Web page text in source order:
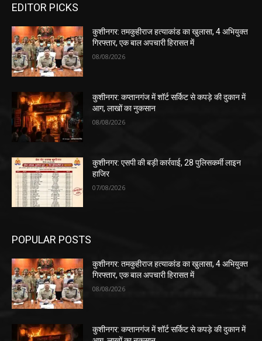
EDITOR PICKS
कुशीनगर: तमकुहीराज हत्याकांड का खुलासा, 4 अभियुक्त
गिरफ्तार, एक बाल अपचारी हिरासत में
08/08/2026
कुशीनगर: कप्तानगंज में शॉर्ट सर्किट से कपड़े की दुकान में
आग, लाखों का नुकसान
08/08/2026
कुशीनगर: एसपी की बड़ी कार्रवाई, 28 पुलिसकर्मी लाइन
हाजिर
07/08/2026
POPULAR POSTS
कुशीनगर: तमकुहीराज हत्याकांड का खुलासा, 4 अभियुक्त
गिरफ्तार, एक बाल अपचारी हिरासत में
08/08/2026
कुशीनगर: कप्तानगंज में शॉर्ट सर्किट से कपड़े की दुकान में